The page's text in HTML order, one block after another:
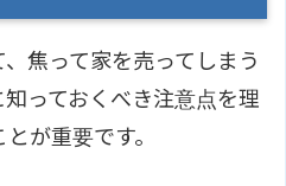
焦って家を売ってしまう
っておくべき注意点を理
が重要です。